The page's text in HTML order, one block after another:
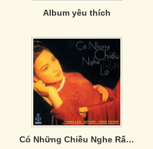
Album yêu thích
Có Những Chiều Nghe Rất Lạ